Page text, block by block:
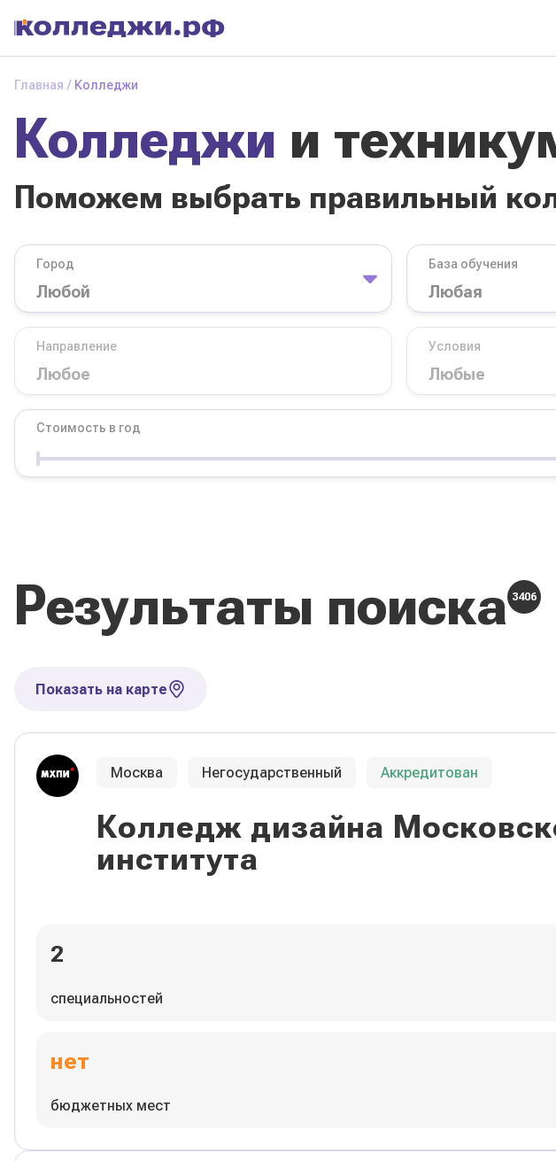
Главная Колледжи
Колледжи и
Поможем выбрать правильный
Город База обучения
Направление Условия
Стоимость в год
Результаты поиска 3406
Показать на карте
Москва Негосударственный Аккредитован
Колледж дизайна
института
2
специальностей
нет
бюджетных мест
Колледжии
техникумы
Поможем выбрать
правильный
колледж
Город
колледжа
Условия Форма обучения